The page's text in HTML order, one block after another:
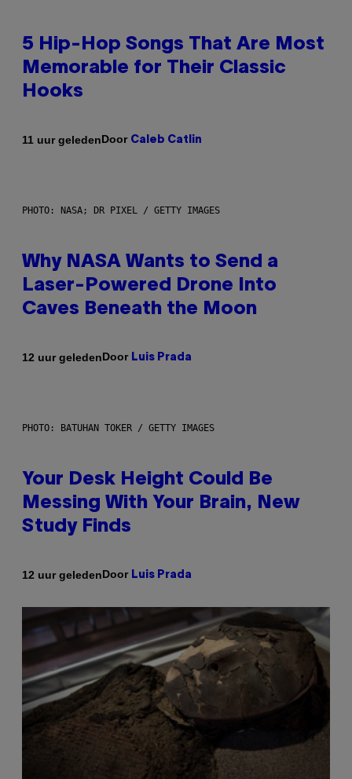
5 Hip-Hop Songs That Are Most
Memorable for Their Classic
Hooks
11 uur geledenDoor Caleb Catlin
PHOTO: NASA; DR PIXEL / GETTY IMAGES
Why NASA Wants to Send a
Laser-Powered Drone Into
Caves Beneath the Moon
12 uur geledenDoor Luis Prada
PHOTO: BATUHAN TOKER / GETTY IMAGES
Your Desk Height Could Be
Messing With Your Brain, New
Study Finds
12 uur geledenDoor Luis Prada